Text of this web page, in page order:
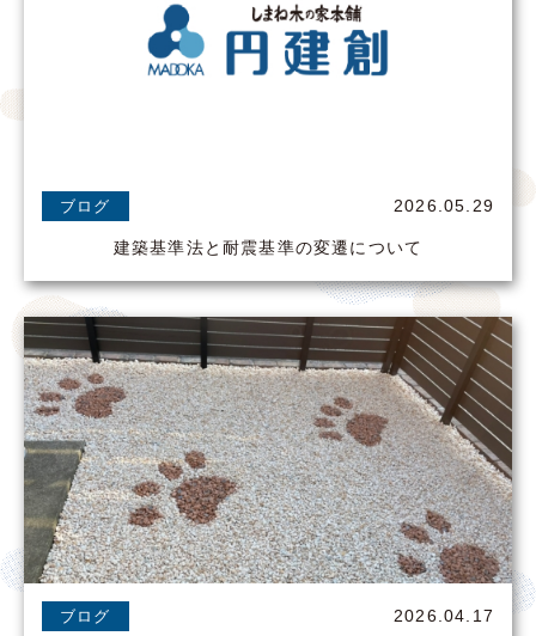
ブログ 2026.05.29
建築基準法と耐震基準の変遷について
ブログ 2026.04.17